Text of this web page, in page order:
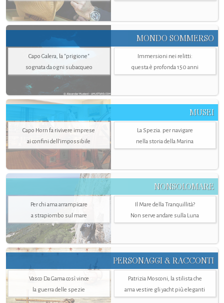
MONDO SOMMERSO
Capo Galera, la "prigione"
sognata da ogni subacqueo
Immersioni nei relitti:
questa è profonda 150 anni
MUSEI
Capo Horn fa rivivere imprese
ai confini dell’impossibile
La Spezia. per navigare
nella storia della Marina
NONSOLOMARE
Per chi ama arrampicare
a strapiombo sul mare
Il Mare della Tranquillità?
Non serve andare sulla Luna
PERSONAGGI & RACCONTI
Vasco Da Gama così vince
la guerra delle spezie
Patrizia Mosconi, la stilista che
ama vestire gli yacht più eleganti